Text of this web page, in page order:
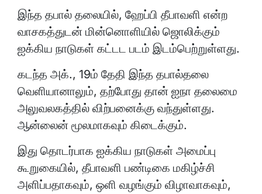
இந்த தபால் தலையில், ஹேப்பி தீபாவளி என்ற
வாசகத்துடன் மின்னொளியில் ஜொலிக்கும்
ஐக்கிய நாடுகள் கட்டட படம் இடம்பெற்றுள்ளது.
கடந்த அக்., 19ம் தேதி இந்த தபால்தலை
வெளியானாலும், தற்போது தான் ஐநா தலைமை
அலுவலகத்தில் விற்பனைக்கு வந்துள்ளது.
ஆன்லைன் மூலமாகவும் கிடைக்கும்.
இது தொடர்பாக ஐக்கிய நாடுகள் அமைப்பு
கூறுகையில், தீபாவளி பண்டிகை மகிழ்ச்சி
அளிப்பதாகவும், ஒளி வழங்கும் விழாவாகவும்,